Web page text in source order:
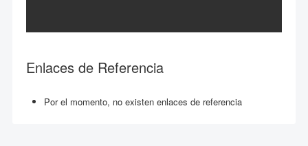
Enlaces de Referencia
Por el momento, no existen enlaces de referencia